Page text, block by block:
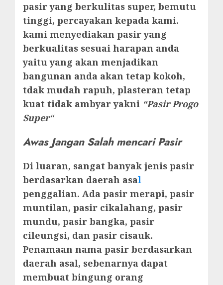
pasir yang berkulitas super, bemutu
tinggi, percayakan kepada kami.
kami menyediakan pasir yang
berkualitas sesuai harapan anda
yaitu yang akan menjadikan
bangunan anda akan tetap kokoh,
tdak mudah rapuh, plasteran tetap
kuat tidak ambyar yakni “Pasir Progo
Super“
Awas Jangan Salah mencari Pasir
Di luaran, sangat banyak jenis pasir
berdasarkan daerah asal
penggalian. Ada pasir merapi, pasir
muntilan, pasir cikalahang, pasir
mundu, pasir bangka, pasir
cileungsi, dan pasir cisauk.
Penamaan nama pasir berdasarkan
daerah asal, sebenarnya dapat
membuat bingung orang